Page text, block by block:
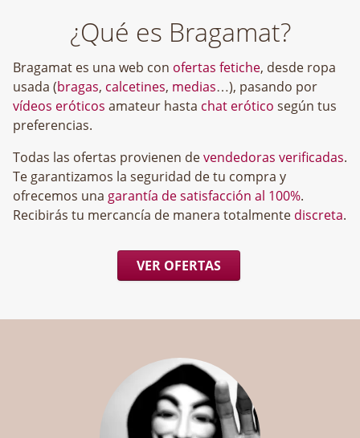
¿Qué es Bragamat?
Bragamat es una web con ofertas fetiche, desde ropa
usada (bragas, calcetines, medias…), pasando por
vídeos eróticos amateur hasta chat erótico según tus
preferencias.
Todas las ofertas provienen devendedoras verificadas.
Te garantizamos la seguridad de tu compra y
ofrecemos una garantía de satisfacción al 100%.
Recibirás tu mercancía de manera totalmente discreta.
VER OFERTAS